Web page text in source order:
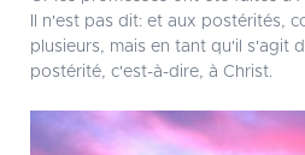
Il n'est pas dit: et aux postérités,
plusieurs, mais en tant qu'il s'agit
postérité, c'est-à-dire, à Christ.